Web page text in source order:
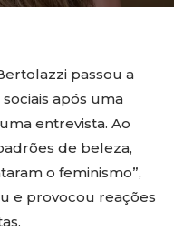
passou a
após uma
entrevista. Ao
de beleza,
o feminismo”,
e provocou reações